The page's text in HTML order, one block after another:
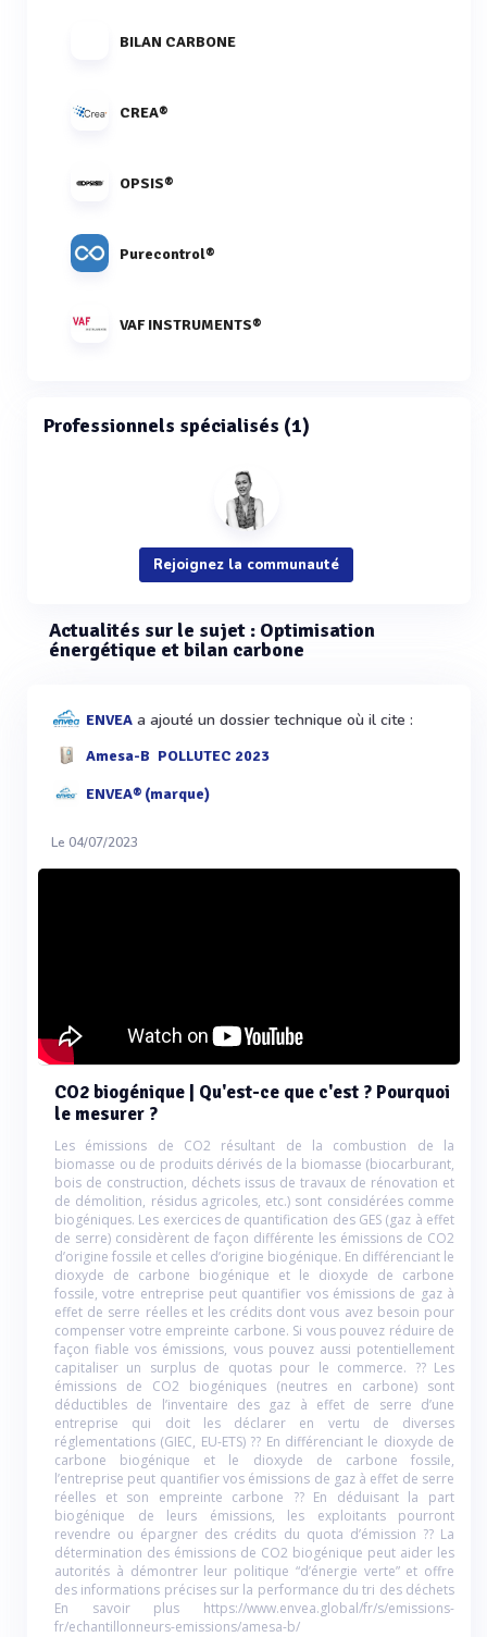
BILAN CARBONE
CREA®
OPSIS®
Purecontrol®
VAF INSTRUMENTS®
Professionnels spécialisés (1)
Rejoignez la communauté
Actualités sur le sujet : Optimisation
énergétique et bilan carbone
ENVEA a ajouté un dossier technique où il cite :
Amesa-B POLLUTEC 2023
ENVEA® (marque)
Le 04/07/2023
CO2 biogénique | Qu'est-ce que c'est ? Pourquoi
le mesurer ?
Les émissions de CO2 résultant de la combustion de la
biomasse ou de produits dérivés de la biomasse (biocarburant,
bois de construction, déchets issus de travaux de rénovation et
de démolition, résidus agricoles, etc.) sont considérées comme
biogéniques. Les exercices de quantification des GES (gaz à effet
de serre) considèrent de façon différente les émissions de CO2
d’origine fossile et celles d’origine biogénique. En différenciant le
dioxyde de carbone biogénique et le dioxyde de carbone
fossile, votre entreprise peut quantifier vos émissions de gaz à
effet de serre réelles et les crédits dont vous avez besoin pour
compenser votre empreinte carbone. Si vous pouvez réduire de
façon fiable vos émissions, vous pouvez aussi potentiellement
capitaliser un surplus de quotas pour le commerce. ?? Les
émissions de CO2 biogéniques (neutres en carbone) sont
déductibles de l’inventaire des gaz à effet de serre d’une
entreprise qui doit les déclarer en vertu de diverses
réglementations (GIEC, EU-ETS) ?? En différenciant le dioxyde de
carbone biogénique et le dioxyde de carbone fossile,
l’entreprise peut quantifier vos émissions de gaz à effet de serre
réelles et son empreinte carbone ?? En déduisant la part
biogénique de leurs émissions, les exploitants pourront
revendre ou épargner des crédits du quota d’émission ?? La
détermination des émissions de CO2 biogénique peut aider les
autorités à démontrer leur politique “d’énergie verte” et offre
des informations précises sur la performance du tri des déchets
En savoir plus https://www.envea.global/fr/s/emissions-
fr/echantillonneurs-emissions/amesa-b/